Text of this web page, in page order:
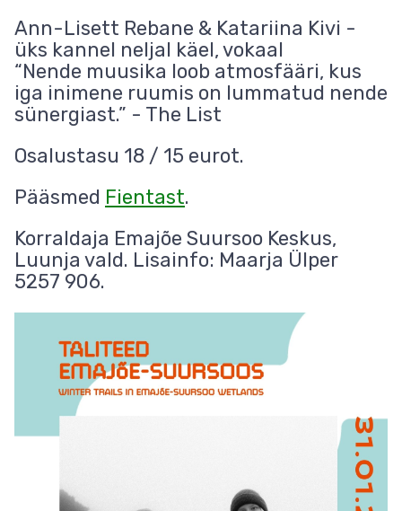
Ann-Lisett Rebane & Katariina Kivi -
üks kannel neljal käel, vokaal
“Nende muusika loob atmosfääri, kus
iga inimene ruumis on lummatud nende
sünergiast.” - The List
Osalustasu 18 / 15 eurot.
Pääsmed Fientast.
Korraldaja Emajõe Suursoo Keskus,
Luunja vald. Lisainfo: Maarja Ülper
5257 906.